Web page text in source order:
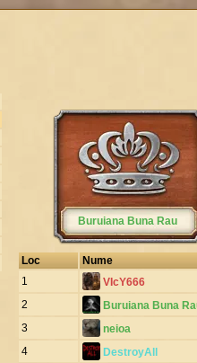
Buruiana Buna Rau
Loc
Nume
1
VIcY666
2
Buruiana Buna
3
neioa
4
DestroyAll